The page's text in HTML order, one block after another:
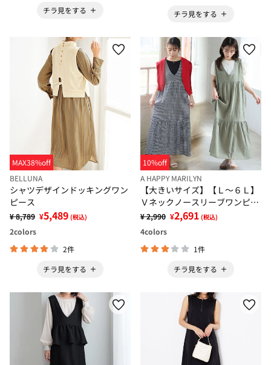
チラ見をする
チラ見をする
MAX38%off
BELLUNA
シャツデザインドッキングワン
ピース
¥ 8,789 ¥5,489 (税込)
2colors
2件
チラ見をする
10%off
A HAPPY MARILYN
【大きいサイズ】【Ｌ～６Ｌ】
Ｖネックノースリーブワンピー
ス【風通るプレミアム】
¥ 2,990 ¥2,691 (税込)
4colors
1件
チラ見をする